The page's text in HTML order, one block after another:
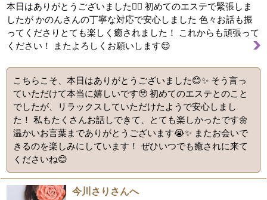
本日はありがとうございました🙇‍♂️ 初めてのエステで緊張しま
したが かのんさんの丁寧な対応で安心しました 色々お話も振
ってくださりとても楽しく癒されました！ これからも頑張って
ください！ またよろしくお願いします😌
こちらこそ、本日はありがとうございました😊✨ そう言っ
ていただけて本当に嬉しいです🥹 初めてのエステとのこと
でしたが、リラックスしていただけたようで安心しまし
た！ 私もたくさんお話しできて、とても楽しかったです🌼
温かいお言葉までありがとうございます😭✨ またお会いで
きるのを楽しみにしています！ ぜひいつでも癒されに来て
くださいね😊
今川さりさんへ